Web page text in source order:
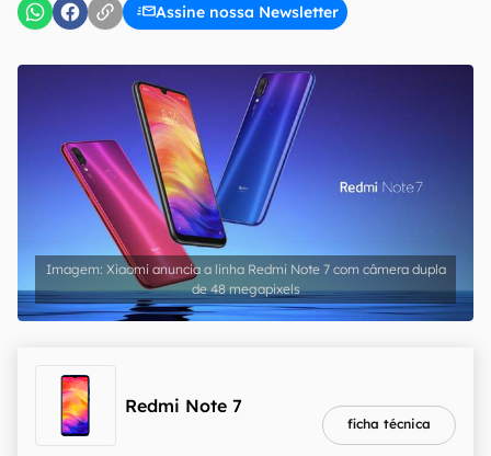
Assine nossa Newsletter
Uso e Política de Privacidade do Canaltech.
Xiaomi anuncia a linha Redmi Note 7 com câmera dupla
de 48 megapixels
Redmi Note 7
ficha técnica